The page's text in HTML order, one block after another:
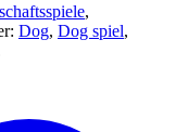
,
Dog, Dog spiel,